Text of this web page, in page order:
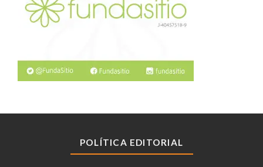
POLÍTICA EDITORIAL